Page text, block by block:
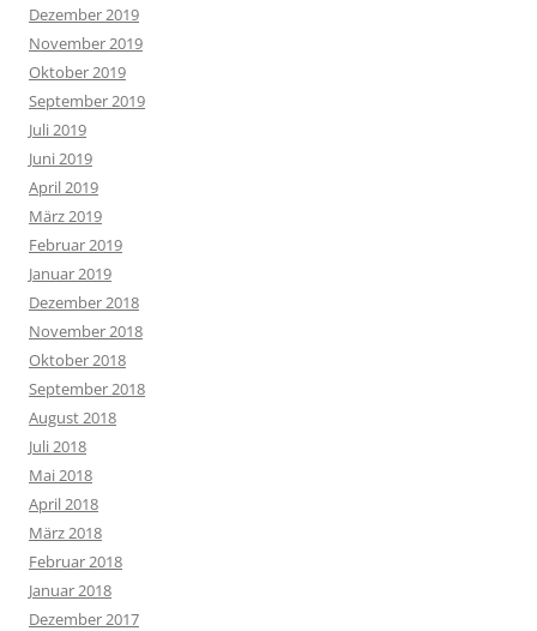
Dezember 2019
November 2019
Oktober 2019
September 2019
Juli 2019
Juni 2019
April 2019
März 2019
Februar 2019
Januar 2019
Dezember 2018
November 2018
Oktober 2018
September 2018
August 2018
Juli 2018
Mai 2018
April 2018
März 2018
Februar 2018
Januar 2018
Dezember 2017